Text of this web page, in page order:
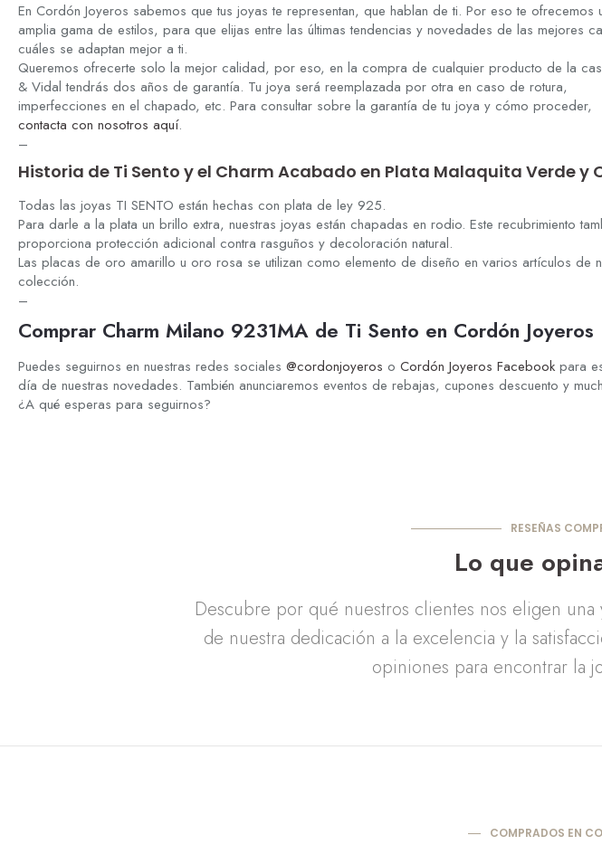
En Cordón Joyeros sabemos que tus joyas te representan, que hablan de ti. Por eso te ofrecemos
amplia gama de estilos, para que elijas entre las últimas tendencias y novedades de las mejores
cuáles se adaptan mejor a ti.
Queremos ofrecerte solo la mejor calidad, por eso, en la compra de cualquier producto de la
& Vidal tendrás dos años de garantía. Tu joya será reemplazada por otra en caso de rotura,
imperfecciones en el chapado, etc. Para consultar sobre la garantía de tu joya y cómo proceder,
contacta con nosotros aquí.
–
Historia de Ti Sento y el Charm Acabado en Plata Malaquita Verde y
Todas las joyas TI SENTO están hechas con plata de ley 925.
Para darle a la plata un brillo extra, nuestras joyas están chapadas en rodio. Este recubrimiento
proporciona protección adicional contra rasguños y decoloración natural.
Las placas de oro amarillo u oro rosa se utilizan como elemento de diseño en varios artículos de
colección.
–
Comprar Charm Milano 9231MA de Ti Sento en Cordón Joyeros
Puedes seguirnos en nuestras redes sociales @cordonjoyeros o Cordón Joyeros Facebook para
día de nuestras novedades. También anunciaremos eventos de rebajas, cupones descuento y
¿A qué esperas para seguirnos?
RESEÑAS
Lo que
Descubre por qué nuestros clientes nos eligen
de nuestra dedicación a la excelencia y la
opiniones para encontrar la
COMPRADOS EN